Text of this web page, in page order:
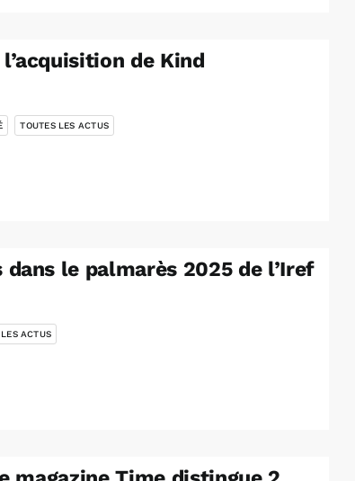
de Kind
TOUTES LES ACTUS
dans le palmarès 2025 de l’Iref
ACTUS